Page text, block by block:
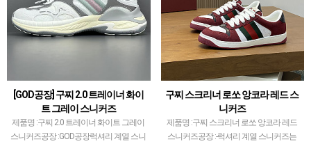
[GOD공장] 구찌 2.0 트레이너 화이
트 그레이 스니커즈
제품명 :구찌 2.0 트레이너 화이트 그레이
스니커즈공장 :GOD공장럭셔리 계열 스니
구찌 스크리너 로쏘 앙코라 레드 스
니커즈
제품명 :구찌 스크리너 로쏘 앙코라 레드
스니커즈공장 :-​럭셔리 계열 스니커즈는